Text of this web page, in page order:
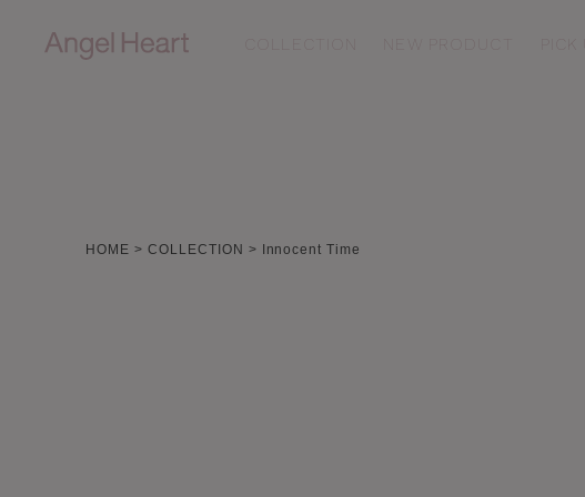
HOME COLLECTION Innocent Time